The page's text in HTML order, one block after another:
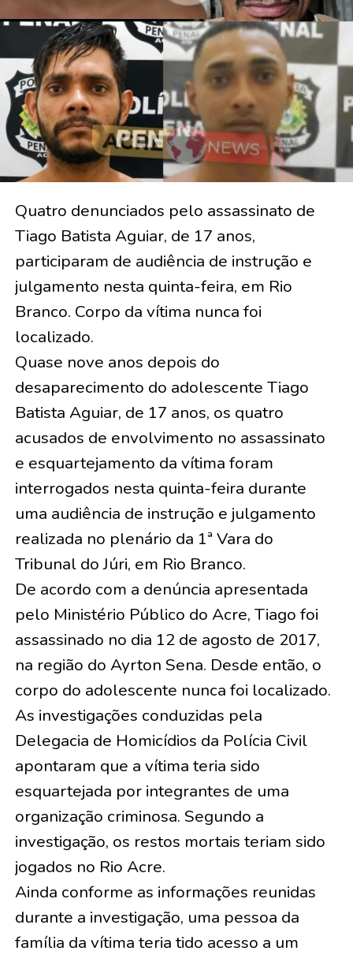
Quatro denunciados pelo assassinato de
Tiago Batista Aguiar, de 17 anos,
participaram de audiência de instrução e
julgamento nesta quinta-feira, em Rio
Branco. Corpo da vítima nunca foi
localizado.
Quase nove anos depois do
desaparecimento do adolescente Tiago
Batista Aguiar, de 17 anos, os quatro
acusados de envolvimento no assassinato
e esquartejamento da vítima foram
interrogados nesta quinta-feira durante
uma audiência de instrução e julgamento
realizada no plenário da 1ª Vara do
Tribunal do Júri, em Rio Branco.
De acordo com a denúncia apresentada
pelo Ministério Público do Acre, Tiago foi
assassinado no dia 12 de agosto de 2017,
na região do Ayrton Sena. Desde então, o
corpo do adolescente nunca foi localizado.
As investigações conduzidas pela
Delegacia de Homicídios da Polícia Civil
apontaram que a vítima teria sido
esquartejada por integrantes de uma
organização criminosa. Segundo a
investigação, os restos mortais teriam sido
jogados no Rio Acre.
Ainda conforme as informações reunidas
durante a investigação, uma pessoa da
família da vítima teria tido acesso a um